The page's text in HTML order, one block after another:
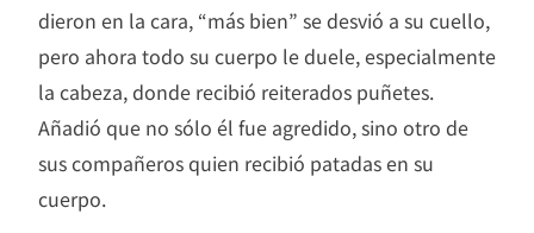
dieron en la cara, “más bien” se desvió a su cuello,
pero ahora todo su cuerpo le duele, especialmente
la cabeza, donde recibió reiterados puñetes.
Añadió que no sólo él fue agredido, sino otro de
sus compañeros quien recibió patadas en su
cuerpo.